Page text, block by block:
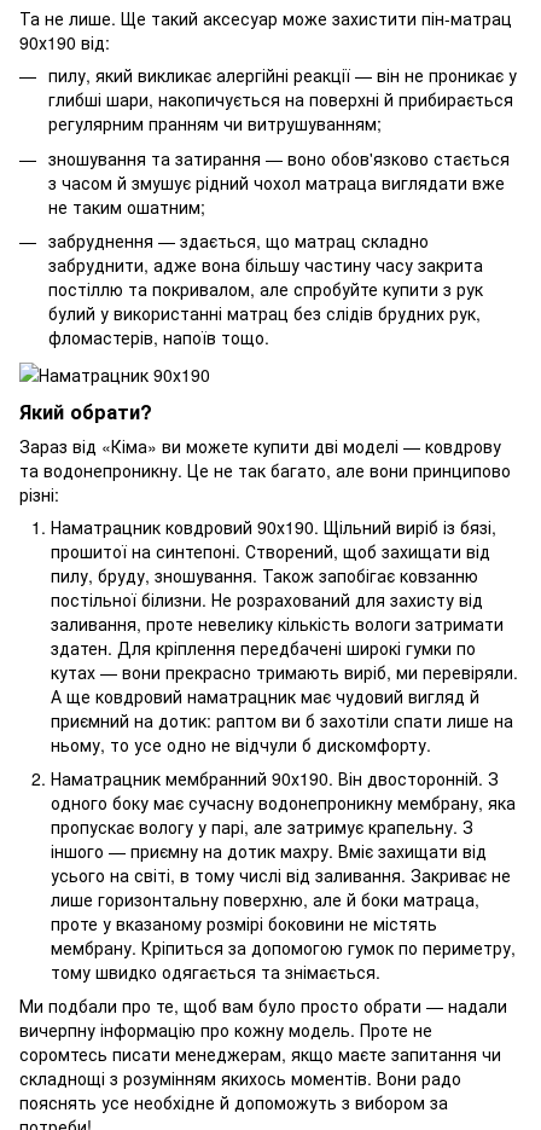
Та не лише. Ще такий аксесуар може захистити пін-матрац
90х190 від:
пилу, який викликає алергійні реакції — він не проникає у
глибші шари, накопичується на поверхні й прибирається
регулярним пранням чи витрушуванням;
зношування та затирання — воно обов'язково стається
з часом й змушує рідний чохол матраца виглядати вже
не таким ошатним;
забруднення — здається, що матрац складно
забруднити, адже вона більшу частину часу закрита
постіллю та покривалом, але спробуйте купити з рук
булий у використанні матрац без слідів брудних рук,
фломастерів, напоїв тощо.
Який обрати?
Зараз від «Кіма» ви можете купити дві моделі — ковдрову
та водонепроникну. Це не так багато, але вони принципово
різні:
Наматрацник ковдровий 90х190. Щільний виріб із бязі,
прошитої на синтепоні. Створений, щоб захищати від
пилу, бруду, зношування. Також запобігає ковзанню
постільної білизни. Не розрахований для захисту від
заливання, проте невелику кількість вологи затримати
здатен. Для кріплення передбачені широкі гумки по
кутах — вони прекрасно тримають виріб, ми перевіряли.
А ще ковдровий наматрацник має чудовий вигляд й
приємний на дотик: раптом ви б захотіли спати лише на
ньому, то усе одно не відчули б дискомфорту.
Наматрацник мембранний 90х190. Він двосторонній. З
одного боку має сучасну водонепроникну мембрану, яка
пропускає вологу у парі, але затримує крапельну. З
іншого — приємну на дотик махру. Вміє захищати від
усього на світі, в тому числі від заливання. Закриває не
лише горизонтальну поверхню, але й боки матраца,
проте у вказаному розмірі боковини не містять
мембрану. Кріпиться за допомогою гумок по периметру,
тому швидко одягається та знімається.
Ми подбали про те, щоб вам було просто обрати — надали
вичерпну інформацію про кожну модель. Проте не
соромтесь писати менеджерам, якщо маєте запитання чи
складнощі з розумінням якихось моментів. Вони радо
пояснять усе необхідне й допоможуть з вибором за